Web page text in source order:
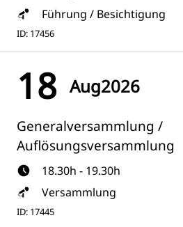
Führung / Besichtigung
ID: 17456
18 Aug2026
Generalversammlung /
Auflösungsversammlung
18.30h - 19.30h
Versammlung
ID: 17445